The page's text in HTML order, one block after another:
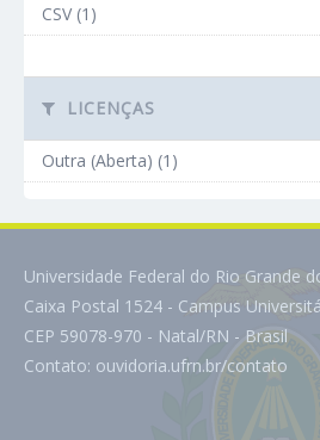
CSV (1)
LICENÇAS
Outra (Aberta) (1)
Universidade Federal do Rio Grande
Caixa Postal 1524 - Campus
CEP 59078-970 - Natal/RN - Brasil
Contato: ouvidoria.ufrn.br/contato